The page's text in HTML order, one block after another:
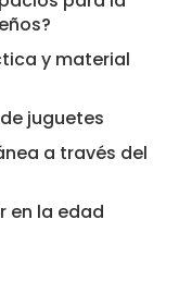
y material
juguetes
a través del
en la edad